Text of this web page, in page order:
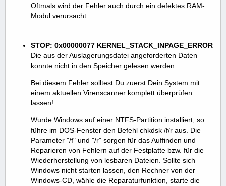
Oftmals wird der Fehler auch durch ein defektes RAM-
Modul verursacht.
STOP: 0x00000077 KERNEL_STACK_INPAGE_ERROR
Die aus der Auslagerungsdatei angeforderten Daten
konnte nicht in den Speicher gelesen werden.
Bei diesem Fehler solltest Du zuerst Dein System mit
einem aktuellen Virenscanner komplett überprüfen
lassen!
Wurde Windows auf einer NTFS-Partition installiert, so
führe im DOS-Fenster den Befehl chkdsk /f/r aus. Die
Parameter "/f" und "/r" sorgen für das Auffinden und
Reparieren von Fehlern auf der Festplatte bzw. für die
Wiederherstellung von lesbaren Dateien. Sollte sich
Windows nicht starten lassen, den Rechner von der
Windows-CD, wähle die Reparaturfunktion, starte die